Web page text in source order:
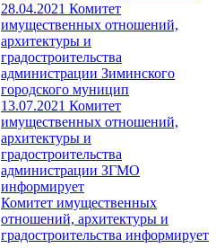
28.04.2021 Комитет
имущественных отношений,
архитектуры и
градостроительства
администрации Зиминского
городского муницип
13.07.2021 Комитет
имущественных отношений,
архитектуры и
градостроительства
администрации ЗГМО
информирует
Комитет имущественных
отношений, архитектуры и
градостроительства информирует